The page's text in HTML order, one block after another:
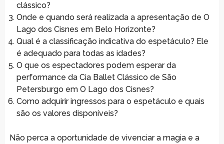
clássico?
Onde e quando será realizada a apresentação de O
Lago dos Cisnes em Belo Horizonte?
Qual é a classificação indicativa do espetáculo? Ele
é adequado para todas as idades?
O que os espectadores podem esperar da
performance da Cia Ballet Clássico de São
Petersburgo em O Lago dos Cisnes?
Como adquirir ingressos para o espetáculo e quais
são os valores disponíveis?
Não perca a oportunidade de vivenciar a magia e a